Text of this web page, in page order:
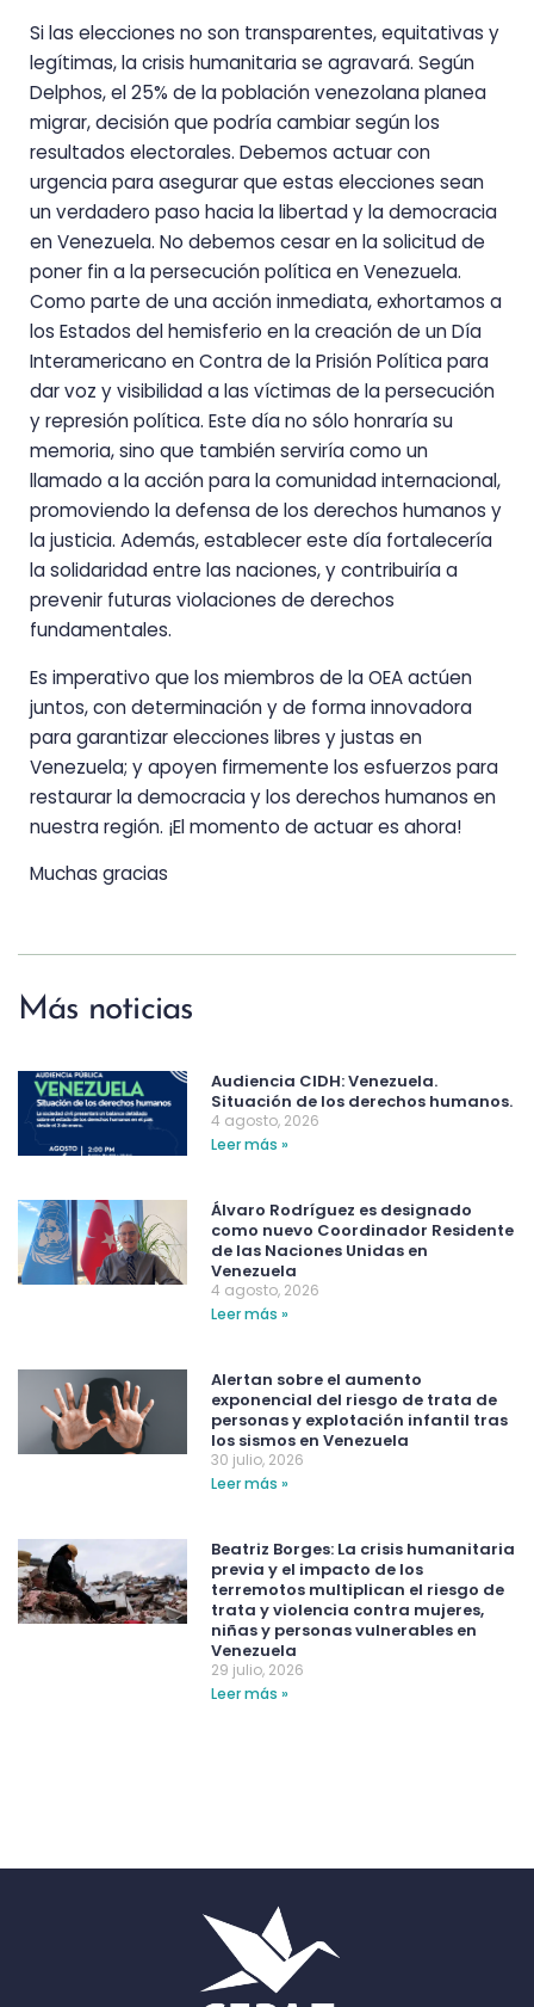
Si las elecciones no son transparentes, equitativas y
legítimas, la crisis humanitaria se agravará. Según
Delphos, el 25% de la población venezolana planea
migrar, decisión que podría cambiar según los
resultados electorales. Debemos actuar con
urgencia para asegurar que estas elecciones sean
un verdadero paso hacia la libertad y la democracia
en Venezuela. No debemos cesar en la solicitud de
poner fin a la persecución política en Venezuela.
Como parte de una acción inmediata, exhortamos a
los Estados del hemisferio en la creación de un Día
Interamericano en Contra de la Prisión Política para
dar voz y visibilidad a las víctimas de la persecución
y represión política. Este día no sólo honraría su
memoria, sino que también serviría como un
llamado a la acción para la comunidad internacional,
promoviendo la defensa de los derechos humanos y
la justicia. Además, establecer este día fortalecería
la solidaridad entre las naciones, y contribuiría a
prevenir futuras violaciones de derechos
fundamentales.
Es imperativo que los miembros de la OEA actúen
juntos, con determinación y de forma innovadora
para garantizar elecciones libres y justas en
Venezuela; y apoyen firmemente los esfuerzos para
restaurar la democracia y los derechos humanos en
nuestra región. ¡El momento de actuar es ahora!
Muchas gracias
Más noticias
Audiencia CIDH: Venezuela.
Situación de los derechos humanos.
4 agosto, 2026
Leer más »
Álvaro Rodríguez es designado
como nuevo Coordinador Residente
de las Naciones Unidas en
Venezuela
4 agosto, 2026
Leer más »
Alertan sobre el aumento
exponencial del riesgo de trata de
personas y explotación infantil tras
los sismos en Venezuela
30 julio, 2026
Leer más »
Beatriz Borges: La crisis humanitaria
previa y el impacto de los
terremotos multiplican el riesgo de
trata y violencia contra mujeres,
niñas y personas vulnerables en
Venezuela
29 julio, 2026
Leer más »